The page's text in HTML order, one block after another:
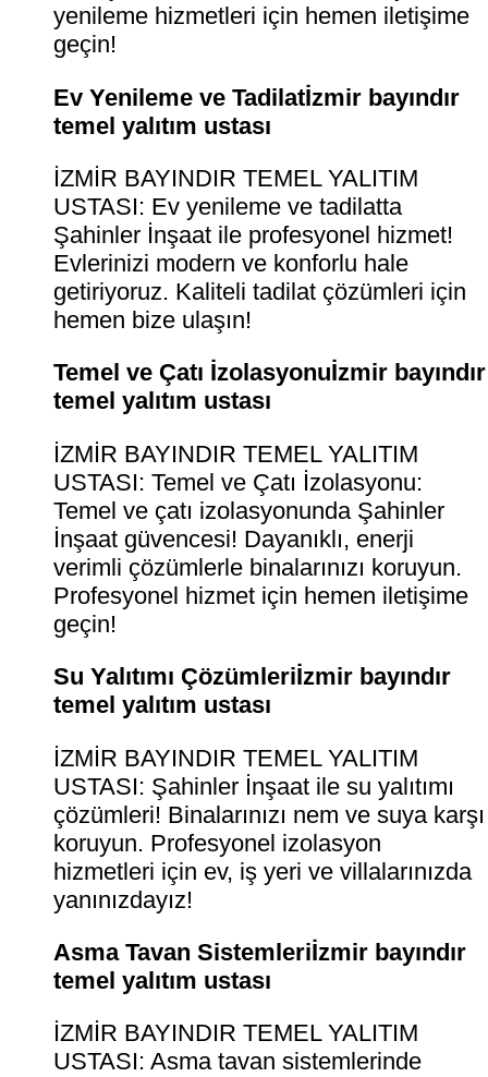
yenileme hizmetleri için hemen iletişime
geçin!
Ev Yenileme ve Tadilatİzmir bayındır
temel yalıtım ustası
İZMİR BAYINDIR TEMEL YALITIM
USTASI: Ev yenileme ve tadilatta
Şahinler İnşaat ile profesyonel hizmet!
Evlerinizi modern ve konforlu hale
getiriyoruz. Kaliteli tadilat çözümleri için
hemen bize ulaşın!
Temel ve Çatı İzolasyonuİzmir bayındır
temel yalıtım ustası
İZMİR BAYINDIR TEMEL YALITIM
USTASI: Temel ve Çatı İzolasyonu:
Temel ve çatı izolasyonunda Şahinler
İnşaat güvencesi! Dayanıklı, enerji
verimli çözümlerle binalarınızı koruyun.
Profesyonel hizmet için hemen iletişime
geçin!
Su Yalıtımı Çözümleriİzmir bayındır
temel yalıtım ustası
İZMİR BAYINDIR TEMEL YALITIM
USTASI: Şahinler İnşaat ile su yalıtımı
çözümleri! Binalarınızı nem ve suya karşı
koruyun. Profesyonel izolasyon
hizmetleri için ev, iş yeri ve villalarınızda
yanınızdayız!
Asma Tavan Sistemleriİzmir bayındır
temel yalıtım ustası
İZMİR BAYINDIR TEMEL YALITIM
USTASI: Asma tavan sistemlerinde